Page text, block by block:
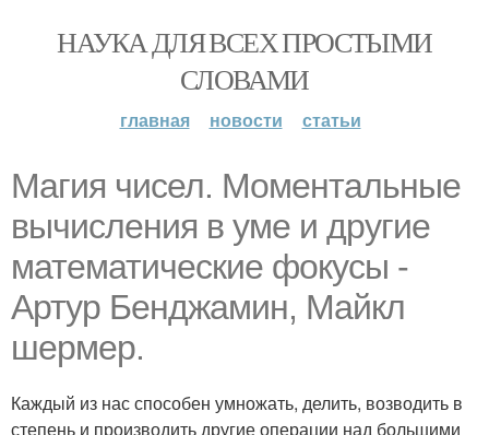
НАУКА ДЛЯ ВСЕХ ПРОСТЫМИ
СЛОВАМИ
главная новости статьи
Магия чисел. Моментальные
вычисления в уме и другие
математические фокусы -
Артур Бенджамин, Майкл
шермер.
Каждый из нас способен умножать, делить, возводить в
степень и производить другие операции над большими